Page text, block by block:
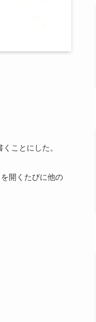
ことにした。
開くたびに他の